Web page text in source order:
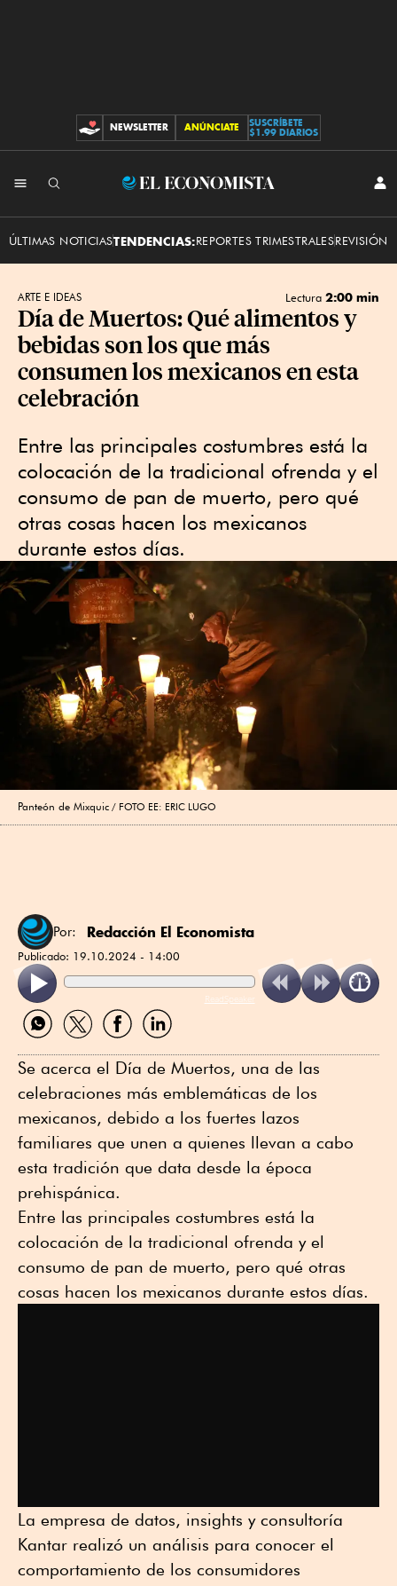
CONTRIBUCIONES
NEWSLETTER ANÚNCIATE
SUSCRÍBETE
$1.99 DIARIOS
El
ÚLTIMAS NOTICIASTENDENCIAS:REPORTES TRIMESTRALESREVISIÓN
ARTE E IDEAS Lectura 2:00 min
Día de Muertos: Qué alimentos y
bebidas son los que más
consumen los mexicanos en esta
celebración
Entre las principales costumbres está la
colocación de la tradicional ofrenda y el
consumo de pan de muerto, pero qué
otras cosas hacen los mexicanos
durante estos días.
Panteón de Mixquic FOTO EE: ERIC LUGO
Por: Redacción El Economista
Publicado: 19.10.2024 - 14:00
ReadSpeaker
Compartir
por
Compartir
por
Compartir
por
Compartir
por
Se acerca el Día de Muertos, una de las
celebraciones más emblemáticas de los
mexicanos, debido a los fuertes lazos
familiares que unen a quienes llevan a cabo
esta tradición que data desde la época
prehispánica.
Entre las principales costumbres está la
colocación de la tradicional ofrenda y el
consumo de pan de muerto, pero qué otras
cosas hacen los mexicanos durante estos días.
La empresa de datos, insights y consultoría
Kantar realizó un análisis para conocer el
comportamiento de los consumidores